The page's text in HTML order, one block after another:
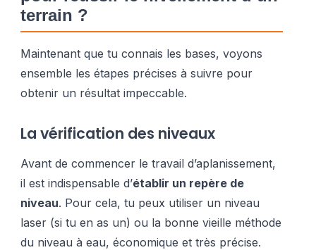
terrain ?
Maintenant que tu connais les bases, voyons
ensemble les étapes précises à suivre pour
obtenir un résultat impeccable.
La vérification des niveaux
Avant de commencer le travail d’aplanissement,
il est indispensable d’établir un repère de
niveau. Pour cela, tu peux utiliser un niveau
laser (si tu en as un) ou la bonne vieille méthode
du niveau à eau, économique et très précise.